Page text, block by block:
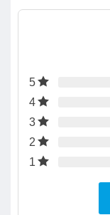
5
4
3
2
1